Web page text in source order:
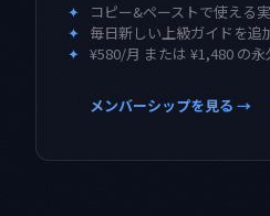
✦
コピー&ペーストで使える
✦ 毎日新しい上級ガイドを追
✦ ¥580/月 または ¥1,480 の永
メンバーシップを見る →